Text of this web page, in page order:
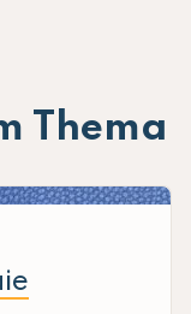
Thema